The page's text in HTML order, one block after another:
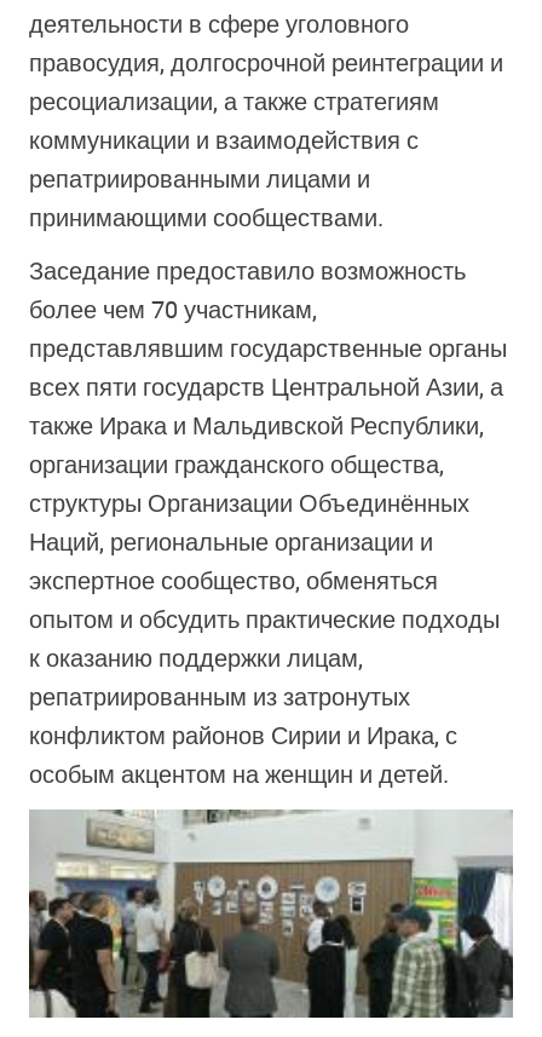
деятельности в сфере уголовного
правосудия, долгосрочной реинтеграции и
ресоциализации, а также стратегиям
коммуникации и взаимодействия с
репатриированными лицами и
принимающими сообществами.
Заседание предоставило возможность
более чем 70 участникам,
представлявшим государственные органы
всех пяти государств Центральной Азии, а
также Ирака и Мальдивской Республики,
организации гражданского общества,
структуры Организации Объединённых
Наций, региональные организации и
экспертное сообщество, обменяться
опытом и обсудить практические подходы
к оказанию поддержки лицам,
репатриированным из затронутых
конфликтом районов Сирии и Ирака, с
особым акцентом на женщин и детей.